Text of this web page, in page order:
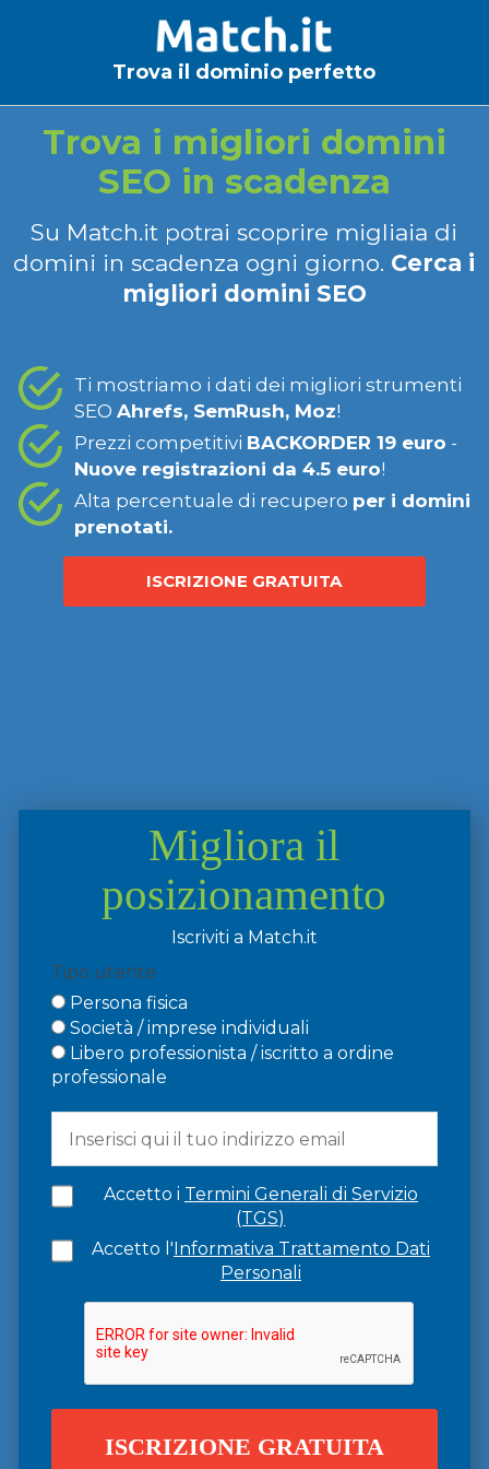
Trova il dominio perfetto
Trova i migliori domini
SEO in scadenza
Su Match.it potrai scoprire migliaia di
domini in scadenza ogni giorno. Cerca i
migliori domini SEO
Ti mostriamo i dati dei migliori strumenti
SEO Ahrefs, SemRush, Moz!
Prezzi competitivi BACKORDER 19 euro -
Nuove registrazioni da 4.5 euro!
Alta percentuale di recupero per i domini
prenotati.
ISCRIZIONE GRATUITA
Migliora il
posizionamento
Iscriviti a Match.it
Tipo utente
Persona fisica
Società / imprese individuali
Libero professionista / iscritto a ordine
professionale
Accetto i Termini Generali di Servizio
(TGS)
Accetto l'Informativa Trattamento Dati
Personali